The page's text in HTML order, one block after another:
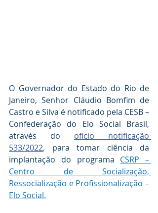
O Governador do Estado do Rio de
Janeiro, Senhor Cláudio Bomfim de
Castro e Silva é notificado pela CESB –
Confederação do Elo Social Brasil,
através do ofício notificação
533/2022, para tomar ciência da
implantação do programa CSRP –
Centro de Socialização,
Ressocialização e Profissionalização –
Elo Social.